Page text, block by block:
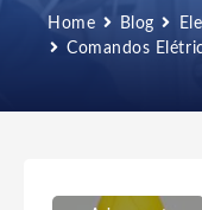
Home Blog
Comandos